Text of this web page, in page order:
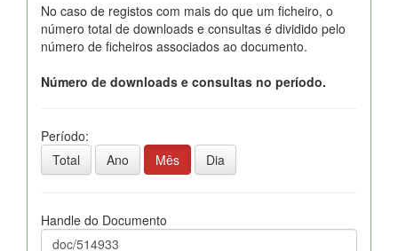
No caso de registos com mais do que um ficheiro, o
número total de downloads e consultas é dividido pelo
número de ficheiros associados ao documento.
Número de downloads e consultas no período.
Período:
Total
Ano Mês Dia
Handle do Documento